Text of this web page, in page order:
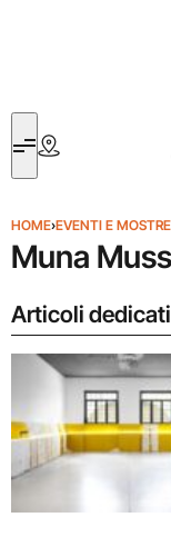
HOME›EVENTI E MOSTRE
Muna
Articoli